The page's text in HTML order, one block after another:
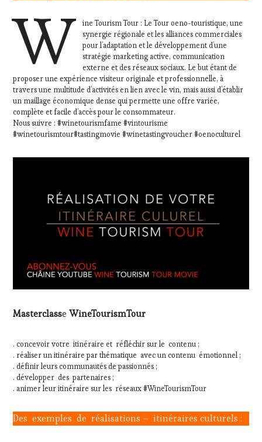
W
ine Tourism Tour : Le Tour oeno-touristique, une
synergie régionale et les alliances commerciales
pour l’adaptation et le développement d’une
stratégie marketing active, communication
externe et des réseaux sociaux. Le but étant de
proposer une expérience visiteur originale et professionnelle, à
travers une multitude d’activités en lien avec le vin, mais aussi d’établir
un maillage économique dense qui permette une offre variée,
complète et facile d’accès pour le consommateur.
Nous suivre : #winetourismfame #vintourisme
#winetourismtour#tastingmovie #winetastingvoucher #oenoculturel
MasterclasseWineTourismTour
. concevoir votre itinéraire et réfléchir sur le contenu ;
. réaliser un itinéraire par thématique avec un contenu émotionnel ;
. définir leurs communautés de passionnés ;
. développer des partenaires ;
. animer leur itinéraire sur les réseaux #WineTourismTour
Des exemples de réalisations – itinéraires culturels :